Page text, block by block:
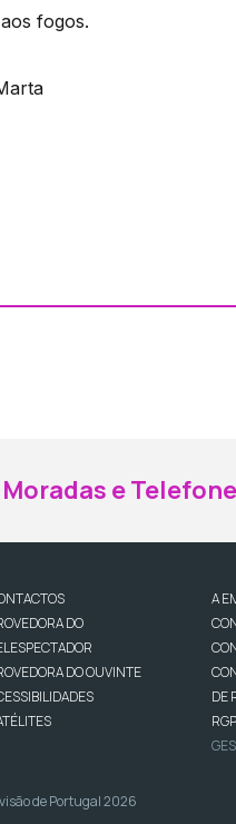
fogos.
ao Facebook
ao
Moradas e
DO
DO OUVINTE
A
DE
de Portugal 2026